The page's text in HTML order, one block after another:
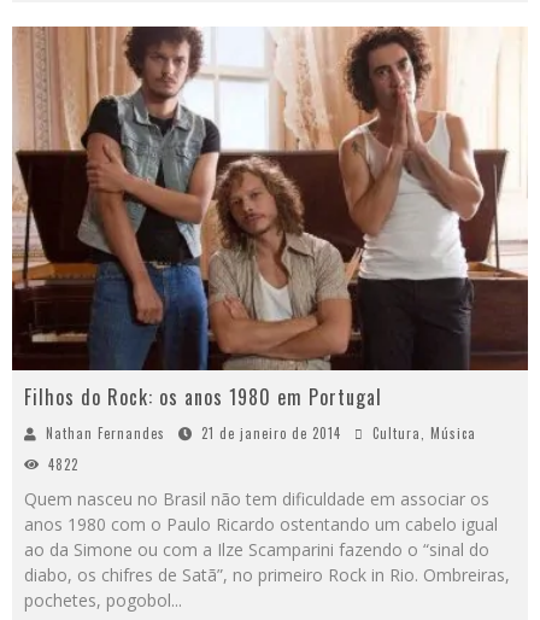
Filhos do Rock: os anos 1980 em Portugal
Nathan Fernandes 21 de janeiro de 2014 Cultura, Música
4822
Quem nasceu no Brasil não tem dificuldade em associar os
anos 1980 com o Paulo Ricardo ostentando um cabelo igual
ao da Simone ou com a Ilze Scamparini fazendo o “sinal do
diabo, os chifres de Satã”, no primeiro Rock in Rio. Ombreiras,
pochetes, pogobol...